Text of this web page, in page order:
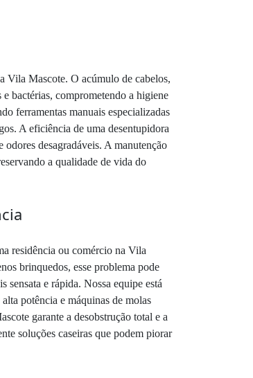
Vila Mascote. O acúmulo de cabelos,
bactérias, comprometendo a higiene
ferramentas manuais especializadas
A eficiência de uma desentupidora
desagradáveis. A manutenção
a qualidade de vida do
residência ou comércio na Vila
brinquedos, esse problema pode
e rápida. Nossa equipe está
potência e máquinas de molas
garante a desobstrução total e a
soluções caseiras que podem piorar